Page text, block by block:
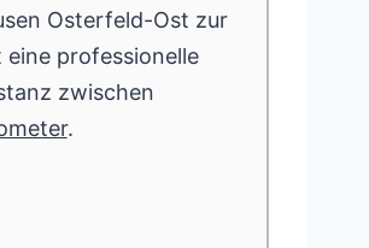
Osterfeld-Ost zur
professionelle
zwischen
.